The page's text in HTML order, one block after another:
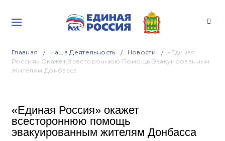
Главная Наша Деятельность Новости
«Единая
Россия» Окажет Всестороннюю Помощь Эвакуированным
Жителям Донбасса
«Единая Россия» окажет
всестороннюю помощь
эвакуированным жителям Донбасса